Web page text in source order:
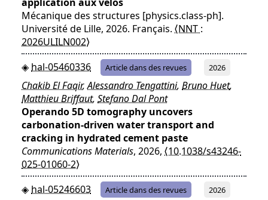
application aux vélos
Mécanique des structures [physics.class-ph].
Université de Lille, 2026. Français. ⟨NNT :
2026ULILN002⟩
hal-05460336
Article dans des revues 2026
Chakib El Faqir,Alessandro Tengattini, Bruno Huet,
Matthieu Briffaut, Stefano Dal Pont
Operando 5D tomography uncovers
carbonation-driven water transport and
cracking in hydrated cement paste
Communications Materials, 2026, ⟨10.1038/s43246-
025-01060-2⟩
hal-05246603
Article dans des revues 2026